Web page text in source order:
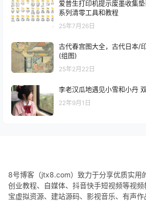
爱普生打印机提示废墨收集
系列清零工具和教程
25年7月26日
古代春宫图大全，古代日本/
(组图)
25年2月22日
李老汉瓜地遇见小雪和小丹
22年9月1日
8号博客（jtx8.com）致力于分享优质实用
创业教程、自媒体、抖音快手短视频等视
宝虚拟资源、建站源码、影视音乐、有声